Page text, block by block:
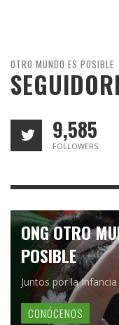
OTRO MUNDO ES POSIBLE
9,585
FOLLOWERS
ONG OTRO
POSIBLE
Juntos por la Infancia
CONÓCENOS